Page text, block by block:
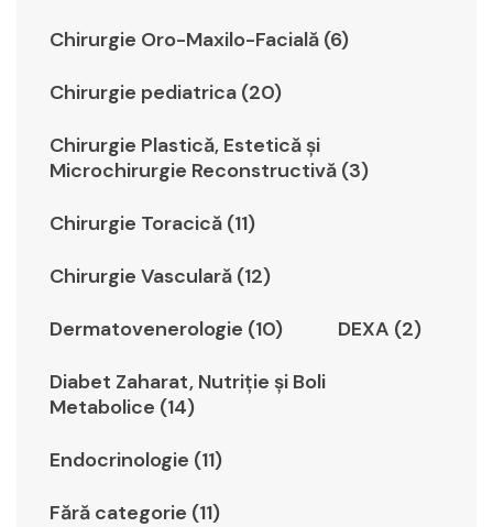
Chirurgie Oro-Maxilo-Facială (6)
Chirurgie pediatrica (20)
Chirurgie Plastică, Estetică şi
Microchirurgie Reconstructivă (3)
Chirurgie Toracică (11)
Chirurgie Vasculară (12)
Dermatovenerologie (10)
DEXA (2)
Diabet Zaharat, Nutriţie şi Boli
Metabolice (14)
Endocrinologie (11)
Fără categorie (11)